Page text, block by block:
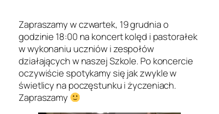
Zapraszamy w czwartek, 19 grudnia o
godzinie 18:00 na koncert kolęd i pastorałek
w wykonaniu uczniów i zespołów
działających w naszej Szkole. Po koncercie
oczywiście spotykamy się jak zwykle w
świetlicy na poczęstunku i życzeniach.
Zapraszamy